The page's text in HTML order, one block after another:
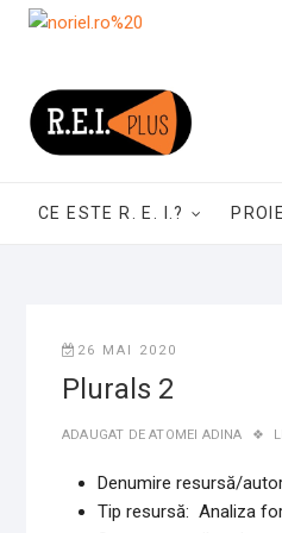
Skip
CE ESTE R. E. I.?
26 MAI 2020
Plurals 2
ADAUGAT DEATOMEI ADINA
Denumire resursă/
Tip resursă: Analiza